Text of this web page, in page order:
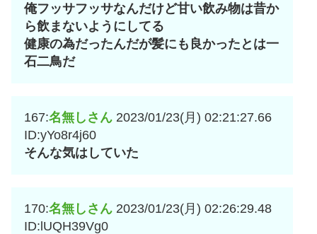
俺フッサフッサなんだけど甘い飲み物は昔か
ら飲まないようにしてる
健康の為だったんだが髪にも良かったとは一
石二鳥だ
167:名無しさん 2023/01/23(月) 02:21:27.66
ID:yYo8r4j60
そんな気はしていた
170:名無しさん 2023/01/23(月) 02:26:29.48
ID:lUQH39Vg0